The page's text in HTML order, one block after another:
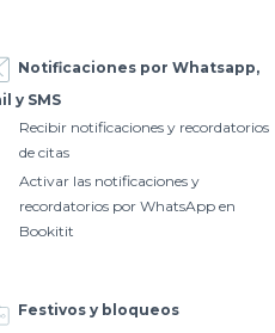
Notificaciones por Whatsapp,
y SMS
Recibir notificaciones y recordatorios
de citas
Activar las notificaciones y
recordatorios por WhatsApp en
Bookitit
Festivos y bloqueos